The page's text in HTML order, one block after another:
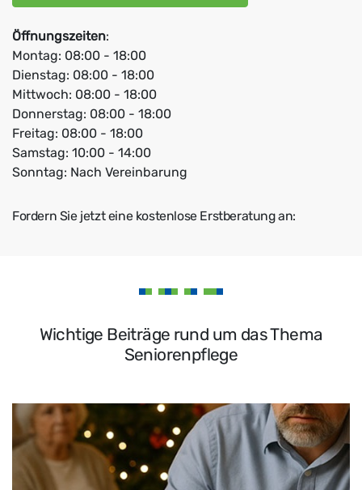
Öffnungszeiten:
Montag: 08:00 - 18:00
Dienstag: 08:00 - 18:00
Mittwoch: 08:00 - 18:00
Donnerstag: 08:00 - 18:00
Freitag: 08:00 - 18:00
Samstag: 10:00 - 14:00
Sonntag: Nach Vereinbarung
Fordern Sie jetzt eine kostenlose Erstberatung an:
Wichtige Beiträge rund um das Thema
Seniorenpflege